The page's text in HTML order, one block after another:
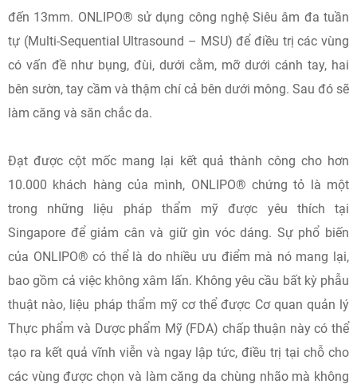
đến 13mm. ONLIPO® sử dụng công nghệ Siêu âm đa tuần
tự (Multi-Sequential Ultrasound – MSU) để điều trị các vùng
có vấn đề như bụng, đùi, dưới cằm, mỡ dưới cánh tay, hai
bên sườn, tay cầm và thậm chí cả bên dưới mông. Sau đó sẽ
làm căng và săn chắc da.
Đạt được cột mốc mang lại kết quả thành công cho hơn
10.000 khách hàng của mình, ONLIPO® chứng tỏ là một
trong những liệu pháp thẩm mỹ được yêu thích tại
Singapore để giảm cân và giữ gìn vóc dáng. Sự phổ biến
của ONLIPO® có thể là do nhiều ưu điểm mà nó mang lại,
bao gồm cả việc không xâm lấn. Không yêu cầu bất kỳ phẫu
thuật nào, liệu pháp thẩm mỹ cơ thể được Cơ quan quản lý
Thực phẩm và Dược phẩm Mỹ (FDA) chấp thuận này có thể
tạo ra kết quả vĩnh viễn và ngay lập tức, điều trị tại chỗ cho
các vùng được chọn và làm căng da chùng nhão mà không